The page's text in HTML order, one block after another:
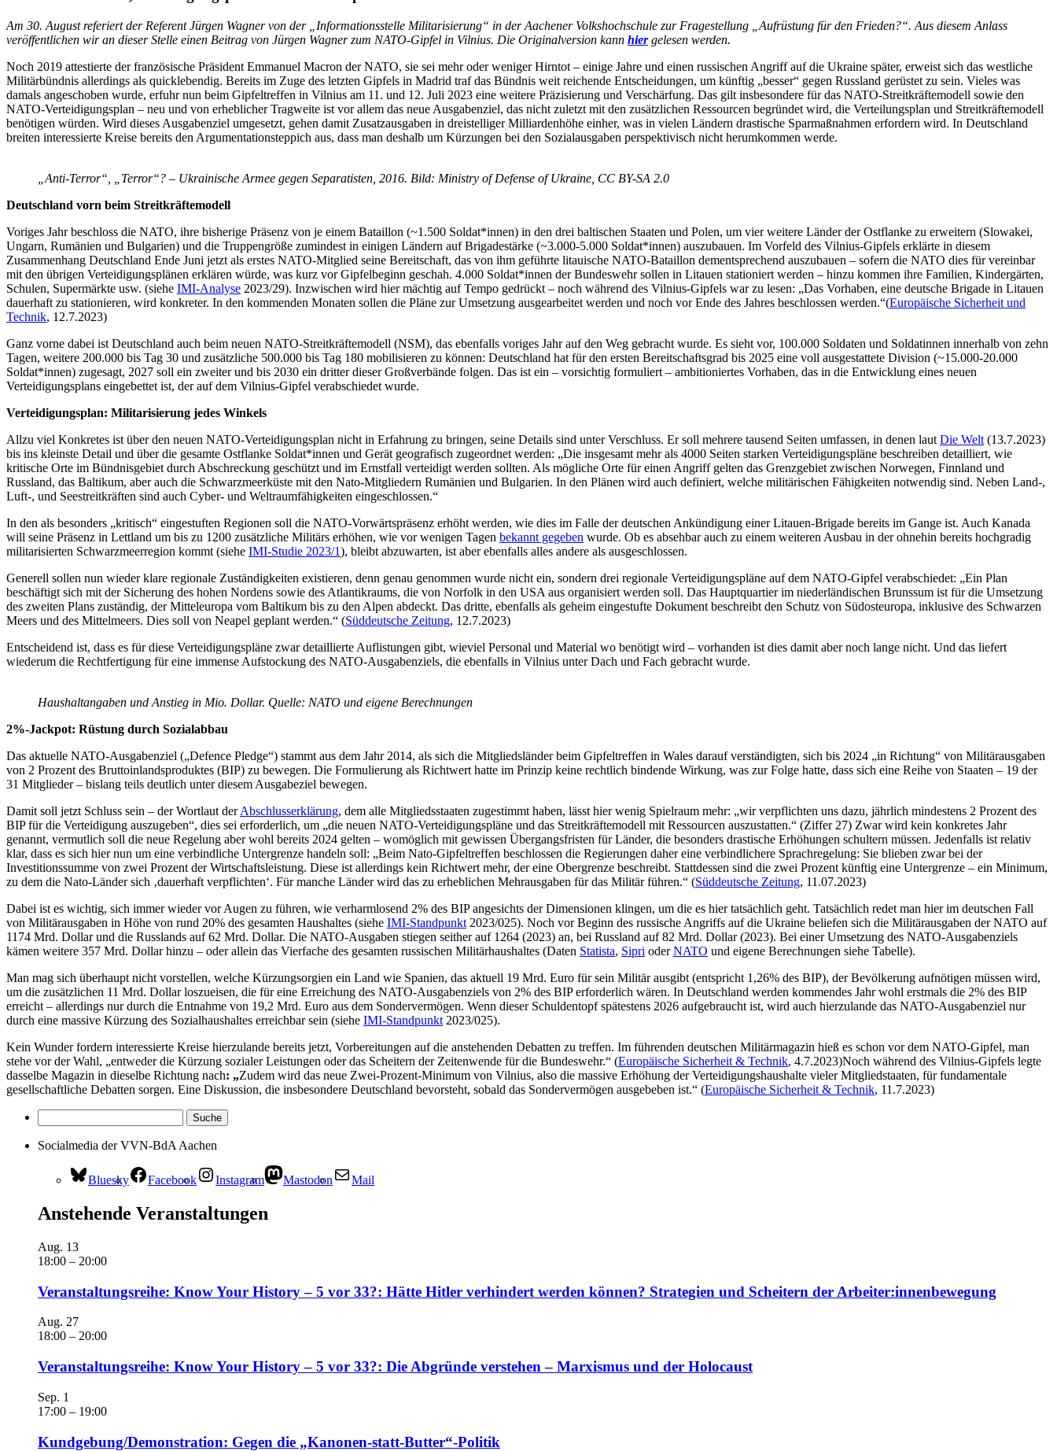
Am 30. August referiert der Referent Jürgen Wagner von der „Informationsstelle Militarisierung“ in der Aachener Volkshochschule zur Fragestellung „Aufrüstung für den Frieden?“. Aus diesem Anlass
veröffentlichen wir an dieser Stelle einen Beitrag von Jürgen Wagner zum NATO-Gipfel in Vilnius. Die Originalversion kann hiergelesen werden.
Noch 2019 attestierte der französische Präsident Emmanuel Macron der NATO, sie sei mehr oder weniger Hirntot – einige Jahre und einen russischen Angriff auf die Ukraine später, erweist sich das westliche
Militärbündnis allerdings als quicklebendig. Bereits im Zuge des letzten Gipfels in Madrid traf das Bündnis weit reichende Entscheidungen, um künftig „besser“ gegen Russland gerüstet zu sein. Vieles was
damals angeschoben wurde, erfuhr nun beim Gipfeltreffen in Vilnius am 11. und 12. Juli 2023 eine weitere Präzisierung und Verschärfung. Das gilt insbesondere für das NATO-Streitkräftemodell sowie den
NATO-Verteidigungsplan – neu und von erheblicher Tragweite ist vor allem das neue Ausgabenziel, das nicht zuletzt mit den zusätzlichen Ressourcen begründet wird, die Verteilungsplan und Streitkräftemodell
benötigen würden. Wird dieses Ausgabenziel umgesetzt, gehen damit Zusatzausgaben in dreistelliger Milliardenhöhe einher, was in vielen Ländern drastische Sparmaßnahmen erfordern wird. In Deutschland
breiten interessierte Kreise bereits den Argumentationsteppich aus, dass man deshalb um Kürzungen bei den Sozialausgaben perspektivisch nicht herumkommen werde.
„Anti-Terror“, „Terror“? – Ukrainische Armee gegen Separatisten, 2016. Bild: Ministry of Defense of Ukraine, CC BY-SA 2.0
Deutschland vorn beim Streitkräftemodell
Voriges Jahr beschloss die NATO, ihre bisherige Präsenz von je einem Bataillon (~1.500 Soldat*innen) in den drei baltischen Staaten und Polen, um vier weitere Länder der Ostflanke zu erweitern (Slowakei,
Ungarn, Rumänien und Bulgarien) und die Truppengröße zumindest in einigen Ländern auf Brigadestärke (~3.000-5.000 Soldat*innen) auszubauen. Im Vorfeld des Vilnius-Gipfels erklärte in diesem
Zusammenhang Deutschland Ende Juni jetzt als erstes NATO-Mitglied seine Bereitschaft, das von ihm geführte litauische NATO-Bataillon dementsprechend auszubauen – sofern die NATO dies für vereinbar
mit den übrigen Verteidigungsplänen erklären würde, was kurz vor Gipfelbeginn geschah. 4.000 Soldat*innen der Bundeswehr sollen in Litauen stationiert werden – hinzu kommen ihre Familien, Kindergärten,
Schulen, Supermärkte usw. (siehe IMI-Analyse 2023/29). Inzwischen wird hier mächtig auf Tempo gedrückt – noch während des Vilnius-Gipfels war zu lesen: „Das Vorhaben, eine deutsche Brigade in Litauen
dauerhaft zu stationieren, wird konkreter. In den kommenden Monaten sollen die Pläne zur Umsetzung ausgearbeitet werden und noch vor Ende des Jahres beschlossen werden.“(Europäische Sicherheit und
Technik, 12.7.2023)
Ganz vorne dabei ist Deutschland auch beim neuen NATO-Streitkräftemodell (NSM), das ebenfalls voriges Jahr auf den Weg gebracht wurde. Es sieht vor, 100.000 Soldaten und Soldatinnen innerhalb von zehn
Tagen, weitere 200.000 bis Tag 30 und zusätzliche 500.000 bis Tag 180 mobilisieren zu können: Deutschland hat für den ersten Bereitschaftsgrad bis 2025 eine voll ausgestattete Division (~15.000-20.000
Soldat*innen) zugesagt, 2027 soll ein zweiter und bis 2030 ein dritter dieser Großverbände folgen. Das ist ein – vorsichtig formuliert – ambitioniertes Vorhaben, das in die Entwicklung eines neuen
Verteidigungsplans eingebettet ist, der auf dem Vilnius-Gipfel verabschiedet wurde.
Verteidigungsplan: Militarisierung jedes Winkels
Allzu viel Konkretes ist über den neuen NATO-Verteidigungsplan nicht in Erfahrung zu bringen, seine Details sind unter Verschluss. Er soll mehrere tausend Seiten umfassen, in denen laut Die Welt (13.7.2023)
bis ins kleinste Detail und über die gesamte Ostflanke Soldat*innen und Gerät geografisch zugeordnet werden: „Die insgesamt mehr als 4000 Seiten starken Verteidigungspläne beschreiben detailliert, wie
kritische Orte im Bündnisgebiet durch Abschreckung geschützt und im Ernstfall verteidigt werden sollten. Als mögliche Orte für einen Angriff gelten das Grenzgebiet zwischen Norwegen, Finnland und
Russland, das Baltikum, aber auch die Schwarzmeerküste mit den Nato-Mitgliedern Rumänien und Bulgarien. In den Plänen wird auch definiert, welche militärischen Fähigkeiten notwendig sind. Neben Land-,
Luft-, und Seestreitkräften sind auch Cyber- und Weltraumfähigkeiten eingeschlossen.“
In den als besonders „kritisch“ eingestuften Regionen soll die NATO-Vorwärtspräsenz erhöht werden, wie dies im Falle der deutschen Ankündigung einer Litauen-Brigade bereits im Gange ist. Auch Kanada
will seine Präsenz in Lettland um bis zu 1200 zusätzliche Militärs erhöhen, wie vor wenigen Tagen bekannt gegeben wurde. Ob es absehbar auch zu einem weiteren Ausbau in der ohnehin bereits hochgradig
militarisierten Schwarzmeerregion kommt (siehe IMI-Studie 2023/1), bleibt abzuwarten, ist aber ebenfalls alles andere als ausgeschlossen.
Generell sollen nun wieder klare regionale Zuständigkeiten existieren, denn genau genommen wurde nicht ein, sondern drei regionale Verteidigungspläne auf dem NATO-Gipfel verabschiedet: „Ein Plan
beschäftigt sich mit der Sicherung des hohen Nordens sowie des Atlantikraums, die von Norfolk in den USA aus organisiert werden soll. Das Hauptquartier im niederländischen Brunssum ist für die Umsetzung
des zweiten Plans zuständig, der Mitteleuropa vom Baltikum bis zu den Alpen abdeckt. Das dritte, ebenfalls als geheim eingestufte Dokument beschreibt den Schutz von Südosteuropa, inklusive des Schwarzen
Meers und des Mittelmeers. Dies soll von Neapel geplant werden.“ (Süddeutsche Zeitung, 12.7.2023)
Entscheidend ist, dass es für diese Verteidigungspläne zwar detaillierte Auflistungen gibt, wieviel Personal und Material wo benötigt wird – vorhanden ist dies damit aber noch lange nicht. Und das liefert
wiederum die Rechtfertigung für eine immense Aufstockung des NATO-Ausgabenziels, die ebenfalls in Vilnius unter Dach und Fach gebracht wurde.
Haushaltangaben und Anstieg in Mio. Dollar. Quelle: NATO und eigene Berechnungen
2%-Jackpot: Rüstung durch Sozialabbau
Das aktuelle NATO-Ausgabenziel („Defence Pledge“) stammt aus dem Jahr 2014, als sich die Mitgliedsländer beim Gipfeltreffen in Wales darauf verständigten, sich bis 2024 „in Richtung“ von Militärausgaben
von 2 Prozent des Bruttoinlandsproduktes (BIP) zu bewegen. Die Formulierung als Richtwert hatte im Prinzip keine rechtlich bindende Wirkung, was zur Folge hatte, dass sich eine Reihe von Staaten – 19 der
31 Mitglieder – bislang teils deutlich unter diesem Ausgabeziel bewegen.
Damit soll jetzt Schluss sein – der Wortlaut derAbschlusserklärung, dem alle Mitgliedsstaaten zugestimmt haben, lässt hier wenig Spielraum mehr: „wir verpflichten uns dazu, jährlich mindestens 2 Prozent des
BIP für die Verteidigung auszugeben“, dies sei erforderlich, um „die neuen NATO-Verteidigungspläne und das Streitkräftemodell mit Ressourcen auszustatten.“ (Ziffer 27) Zwar wird kein konkretes Jahr
genannt, vermutlich soll die neue Regelung aber wohl bereits 2024 gelten – womöglich mit gewissen Übergangsfristen für Länder, die besonders drastische Erhöhungen schultern müssen. Jedenfalls ist relativ
klar, dass es sich hier nun um eine verbindliche Untergrenze handeln soll: „Beim Nato-Gipfeltreffen beschlossen die Regierungen daher eine verbindlichere Sprachregelung: Sie blieben zwar bei der
Investitionssumme von zwei Prozent der Wirtschaftsleistung. Diese ist allerdings kein Richtwert mehr, der eine Obergrenze beschreibt. Stattdessen sind die zwei Prozent künftig eine Untergrenze – ein Minimum,
zu dem die Nato-Länder sich ‚dauerhaft verpflichten‘. Für manche Länder wird das zu erheblichen Mehrausgaben für das Militär führen.“ (Süddeutsche Zeitung, 11.07.2023)
Dabei ist es wichtig, sich immer wieder vor Augen zu führen, wie verharmlosend 2% des BIP angesichts der Dimensionen klingen, um die es hier tatsächlich geht. Tatsächlich redet man hier im deutschen Fall
von Militärausgaben in Höhe von rund 20% des gesamten Haushaltes (siehe IMI-Standpunkt 2023/025). Noch vor Beginn des russische Angriffs auf die Ukraine beliefen sich die Militärausgaben der NATO auf
1174 Mrd. Dollar und die Russlands auf 62 Mrd. Dollar. Die NATO-Ausgaben stiegen seither auf 1264 (2023) an, bei Russland auf 82 Mrd. Dollar (2023). Bei einer Umsetzung des NATO-Ausgabenziels
kämen weitere 357 Mrd. Dollar hinzu – oder allein das Vierfache des gesamten russischen Militärhaushaltes (Daten Statista, Sipri oderNATO und eigene Berechnungen siehe Tabelle).
Man mag sich überhaupt nicht vorstellen, welche Kürzungsorgien ein Land wie Spanien, das aktuell 19 Mrd. Euro für sein Militär ausgibt (entspricht 1,26% des BIP), der Bevölkerung aufnötigen müssen wird,
um die zusätzlichen 11 Mrd. Dollar loszueisen, die für eine Erreichung des NATO-Ausgabenziels von 2% des BIP erforderlich wären. In Deutschland werden kommendes Jahr wohl erstmals die 2% des BIP
erreicht – allerdings nur durch die Entnahme von 19,2 Mrd. Euro aus dem Sondervermögen. Wenn dieser Schuldentopf spätestens 2026 aufgebraucht ist, wird auch hierzulande das NATO-Ausgabenziel nur
durch eine massive Kürzung des Sozialhaushaltes erreichbar sein (siehe IMI-Standpunkt 2023/025).
Kein Wunder fordern interessierte Kreise hierzulande bereits jetzt, Vorbereitungen auf die anstehenden Debatten zu treffen. Im führenden deutschen Militärmagazin hieß es schon vor dem NATO-Gipfel, man
stehe vor der Wahl, „entweder die Kürzung sozialer Leistungen oder das Scheitern der Zeitenwende für die Bundeswehr.“ (Europäische Sicherheit & Technik, 4.7.2023)Noch während des Vilnius-Gipfels legte
dasselbe Magazin in dieselbe Richtung nach: „Zudem wird das neue Zwei-Prozent-Minimum von Vilnius, also die massive Erhöhung der Verteidigungshaushalte vieler Mitgliedstaaten, für fundamentale
gesellschaftliche Debatten sorgen. Eine Diskussion, die insbesondere Deutschland bevorsteht, sobald das Sondervermögen ausgebeben ist.“ (Europäische Sicherheit & Technik, 11.7.2023)
Socialmedia der VVN-BdA Aachen
Bluesky Facebook Instagram Mastodon Mail
Anstehende Veranstaltungen
Aug. 13
18:00 – 20:00
Veranstaltungsreihe: Know Your History – 5 vor 33?: Hätte Hitler verhindert werden können? Strategien und Scheitern der Arbeiter:innenbewegung
Aug. 27
18:00 – 20:00
Veranstaltungsreihe: Know Your History – 5 vor 33?: Die Abgründe verstehen – Marxismus und der Holocaust
Sep. 1
17:00 – 19:00
Kundgebung/Demonstration: Gegen die „Kanonen-statt-Butter“-Politik